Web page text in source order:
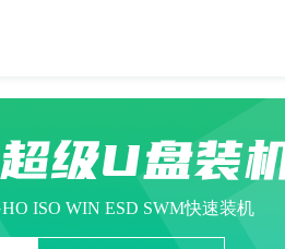
级U盘装
ISO WIN ESD SWM快速装机